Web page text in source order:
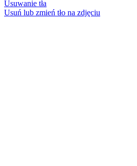
Usuwanie tła
Usuń lub zmień tło na zdjęciu